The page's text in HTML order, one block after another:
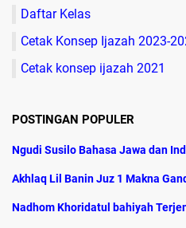
Daftar Kelas
Cetak Konsep Ijazah 2023-
Cetak konsep ijazah 2021
POSTINGAN POPULER
Ngudi Susilo Bahasa Jawa dan
Akhlaq Lil Banin Juz 1 Makna
Nadhom Khoridatul bahiyah